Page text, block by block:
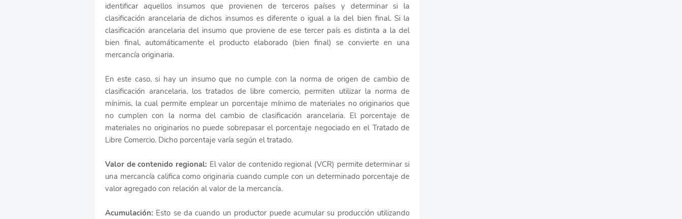
identificar aquellos insumos que provienen de terceros países y determinar si la
clasificación arancelaria de dichos insumos es diferente o igual a la del bien final. Si la
clasificación arancelaria del insumo que proviene de ese tercer país es distinta a la del
bien final, automáticamente el producto elaborado (bien final) se convierte en una
mercancía originaria.
En este caso, si hay un insumo que no cumple con la norma de origen de cambio de
clasificación arancelaria, los tratados de libre comercio, permiten utilizar la norma de
mínimis, la cual permite emplear un porcentaje mínimo de materiales no originarios que
no cumplen con la norma del cambio de clasificación arancelaria. El porcentaje de
materiales no originarios no puede sobrepasar el porcentaje negociado en el Tratado de
Libre Comercio. Dicho porcentaje varía según el tratado.
Valor de contenido regional: El valor de contenido regional (VCR) permite determinar si
una mercancía califica como originaria cuando cumple con un determinado porcentaje de
valor agregado con relación al valor de la mercancía.
Acumulación: Esto se da cuando un productor puede acumular su producción utilizando